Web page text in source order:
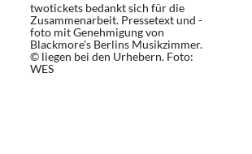
twotickets bedankt sich für die
Zusammenarbeit. Pressetext und -
foto mit Genehmigung von
Blackmore's Berlins Musikzimmer.
© liegen bei den Urhebern. Foto:
WES